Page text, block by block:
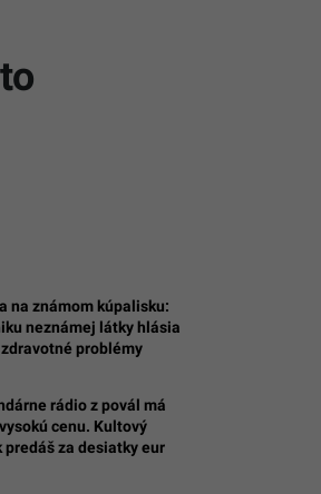
na známom kúpalisku:
neznámej látky hlásia
problémy
rádio z povál má
cenu. Kultový
predáš za desiatky eur